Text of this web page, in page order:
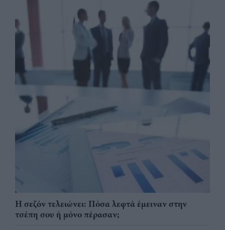
Η σεζόν τελειώνει: Πόσα λεφτά έμειναν στην
τσέπη σου ή μόνο πέρασαν;